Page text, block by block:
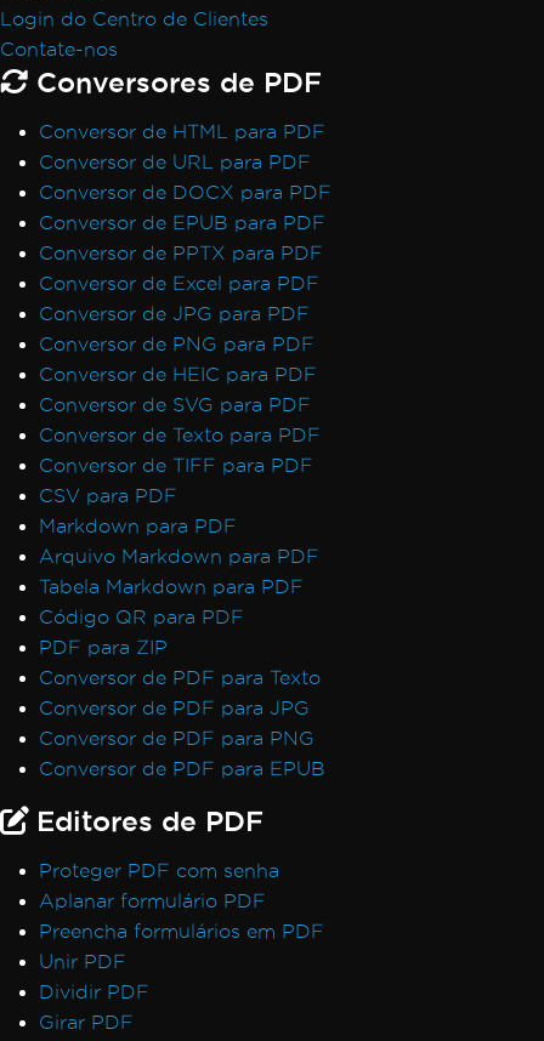
Login do Centro de Clientes
Contate-nos
Conversores de PDF
Conversor de HTML para PDF
Conversor de URL para PDF
Conversor de DOCX para PDF
Conversor de EPUB para PDF
Conversor de PPTX para PDF
Conversor de Excel para PDF
Conversor de JPG para PDF
Conversor de PNG para PDF
Conversor de HEIC para PDF
Conversor de SVG para PDF
Conversor de Texto para PDF
Conversor de TIFF para PDF
CSV para PDF
Markdown para PDF
Arquivo Markdown para PDF
Tabela Markdown para PDF
Código QR para PDF
PDF para ZIP
Conversor de PDF para Texto
Conversor de PDF para JPG
Conversor de PDF para PNG
Conversor de PDF para EPUB
Editores de PDF
Proteger PDF com senha
Aplanar formulário PDF
Preencha formulários em PDF
Unir PDF
Dividir PDF
Girar PDF